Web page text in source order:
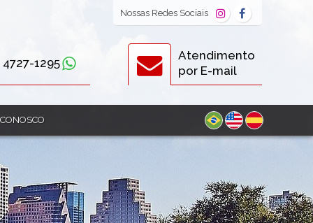
4727-1295
Atendimento
por E-mail
Nossas Redes Sociais